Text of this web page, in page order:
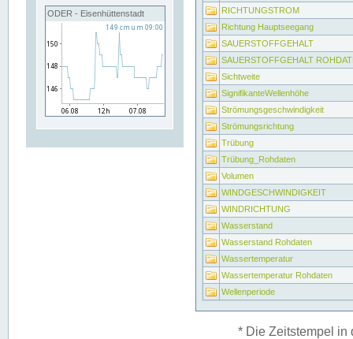
ODER - Eisenhüttenstadt
RICHTUNGSTROM
Richtung Hauptseegang
SAUERSTOFFGEHALT
SAUERSTOFFGEHALT
Sichtweite
SignifikanteWellenhöhe
Strömungsgeschwindigkeit
Strömungsrichtung
Trübung
Trübung_Rohdaten
Volumen
WINDGESCHWINDIGKEIT
WINDRICHTUNG
Wasserstand
Wasserstand Rohdaten
Wassertemperatur
Wassertemperatur Rohdaten
Wellenperiode
* Die Zeitstempel in